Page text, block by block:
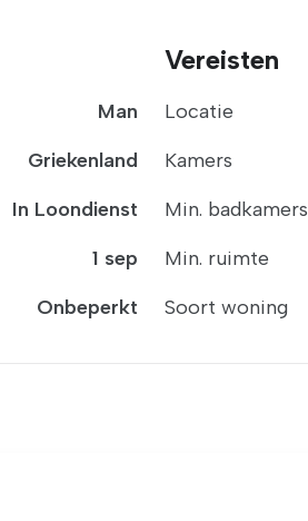
Man
Griekenland
In Loondienst
1 sep
Onbeperkt
Vereisten
Locatie
Kamers
Min. badkamers
Min. ruimte
Soort woning